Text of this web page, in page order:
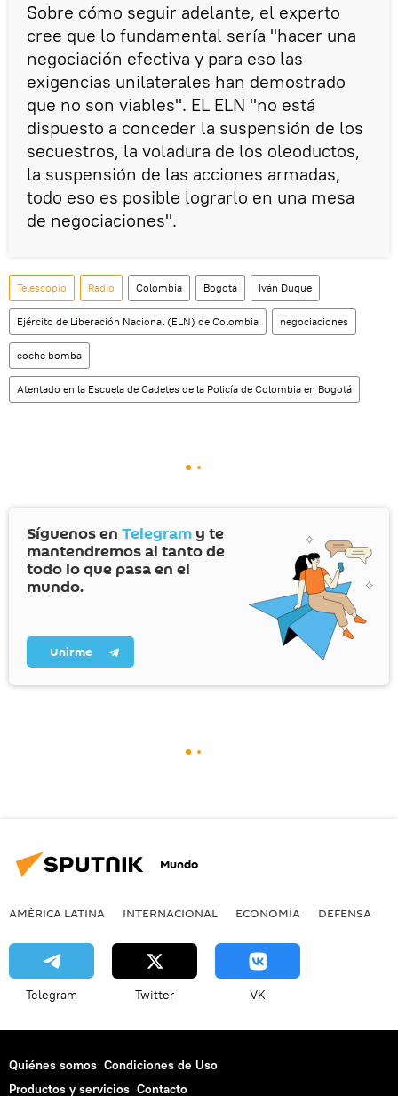
Sobre cómo seguir adelante, el experto
cree que lo fundamental sería "hacer una
negociación efectiva y para eso las
exigencias unilaterales han demostrado
que no son viables". EL ELN "no está
dispuesto a conceder la suspensión de los
secuestros, la voladura de los oleoductos,
la suspensión de las acciones armadas,
todo eso es posible lograrlo en una mesa
de negociaciones".
Telescopio Radio Colombia Bogotá Iván Duque
Ejército de Liberación Nacional (ELN) de Colombia negociaciones
coche bomba
Atentado en la Escuela de Cadetes de la Policía de Colombia en Bogotá
Síguenos en Telegram y te
mantendremos al tanto de
todo lo que pasa en el
mundo.
Unirme
Mundo
AMÉRICA LATINA INTERNACIONAL ECONOMÍA DEFENSA
Telegram Twitter VK
Quiénes somos Condiciones de Uso
Productos y servicios Contacto